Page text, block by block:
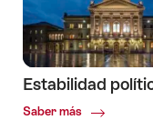
Estabilidad
Saber más
Common.Of